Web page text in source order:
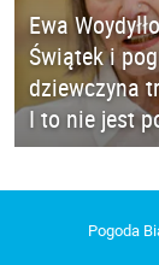
Ewa
Świątek i
dziewczyna
I to nie jest
Pogoda